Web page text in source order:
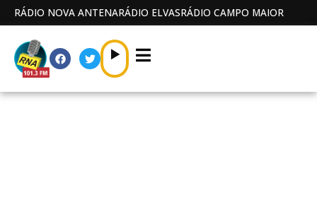
RÁDIO NOVA ANTENARÁDIO ELVASRÁDIO CAMPO MAIOR